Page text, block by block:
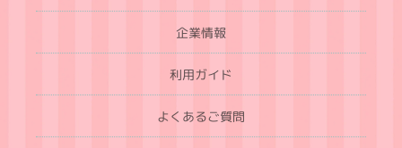
企業情報
利用ガイド
よくあるご質問